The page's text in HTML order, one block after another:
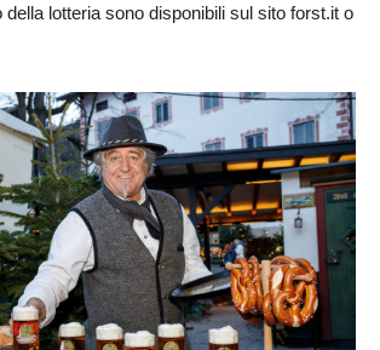
della lotteria sono disponibili sul sito forst.it o